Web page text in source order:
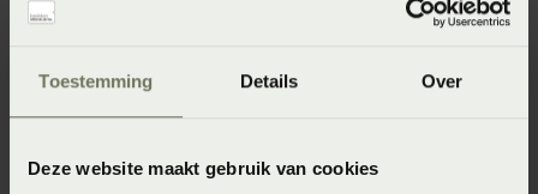
Toestemming Details Over
Deze website maakt gebruik van cookies